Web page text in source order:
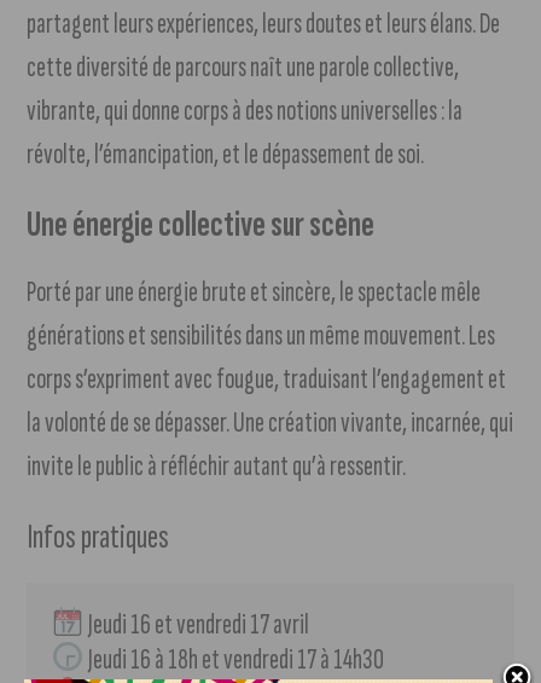
partagent leurs expériences, leurs doutes et leurs élans. De
cette diversité de parcours naît une parole collective,
vibrante, qui donne corps à des notions universelles : la
révolte, l’émancipation, et le dépassement de soi.
Une énergie collective sur scène
Porté par une énergie brute et sincère, le spectacle mêle
générations et sensibilités dans un même mouvement. Les
corps s’expriment avec fougue, traduisant l’engagement et
la volonté de se dépasser. Une création vivante, incarnée, qui
invite le public à réfléchir autant qu’à ressentir.
Infos pratiques
Jeudi 16 et vendredi 17 avril
Jeudi 16 à 18h et vendredi 17 à 14h30